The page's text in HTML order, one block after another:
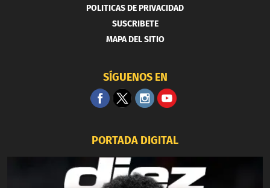
POLITICAS DE PRIVACIDAD
SUSCRIBETE
MAPA DEL SITIO
SÍGUENOS EN
PORTADA DIGITAL